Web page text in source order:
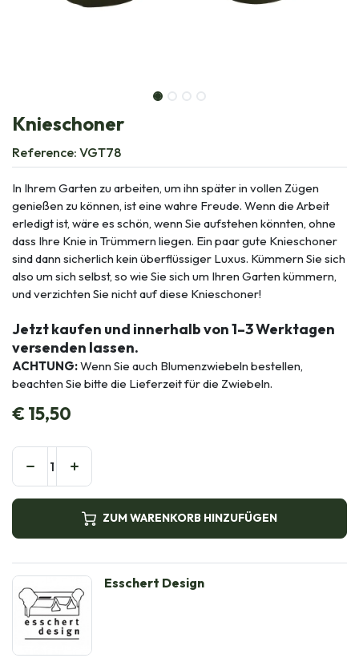
Knieschoner
Reference: VGT78
In Ihrem Garten zu arbeiten, um ihn später in vollen Zügen
genießen zu können, ist eine wahre Freude. Wenn die Arbeit
erledigt ist, wäre es schön, wenn Sie aufstehen könnten, ohne
dass Ihre Knie in Trümmern liegen. Ein paar gute Knieschoner
sind dann sicherlich kein überflüssiger Luxus. Kümmern Sie sich
also um sich selbst, so wie Sie sich um Ihren Garten kümmern,
und verzichten Sie nicht auf diese Knieschoner!
Jetzt kaufen und innerhalb von 1–3 Werktagen
versenden lassen.
ACHTUNG:Wenn Sie auch Blumenzwiebeln bestellen,
beachten Sie bitte die Lieferzeit für die Zwiebeln.
€15,50
ZUM WARENKORB HINZUFÜGEN
Esschert Design